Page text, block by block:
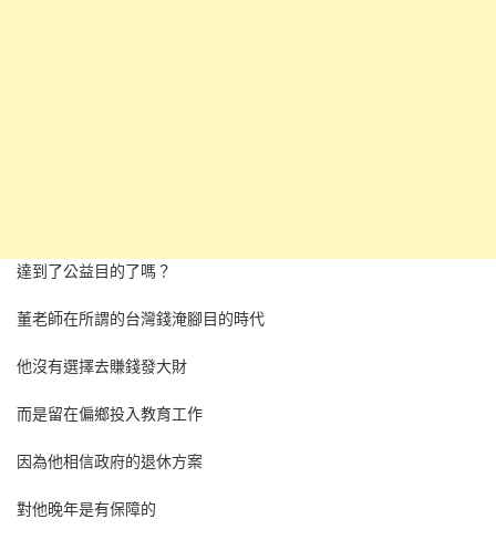
達到了公益目的了嗎？
董老師在所謂的台灣錢淹腳目的時代
他沒有選擇去賺錢發大財
而是留在偏鄉投入教育工作
因為他相信政府的退休方案
對他晚年是有保障的